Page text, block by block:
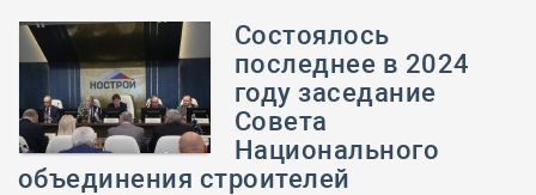
Состоялось
последнее в 2024
году заседание
Совета
Национального
объединения строителей